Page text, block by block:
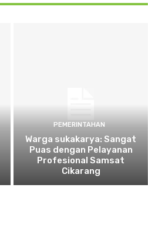
PEMERINTAHAN
Warga sukakarya: Sangat
Puas dengan Pelayanan
Profesional Samsat
Cikarang